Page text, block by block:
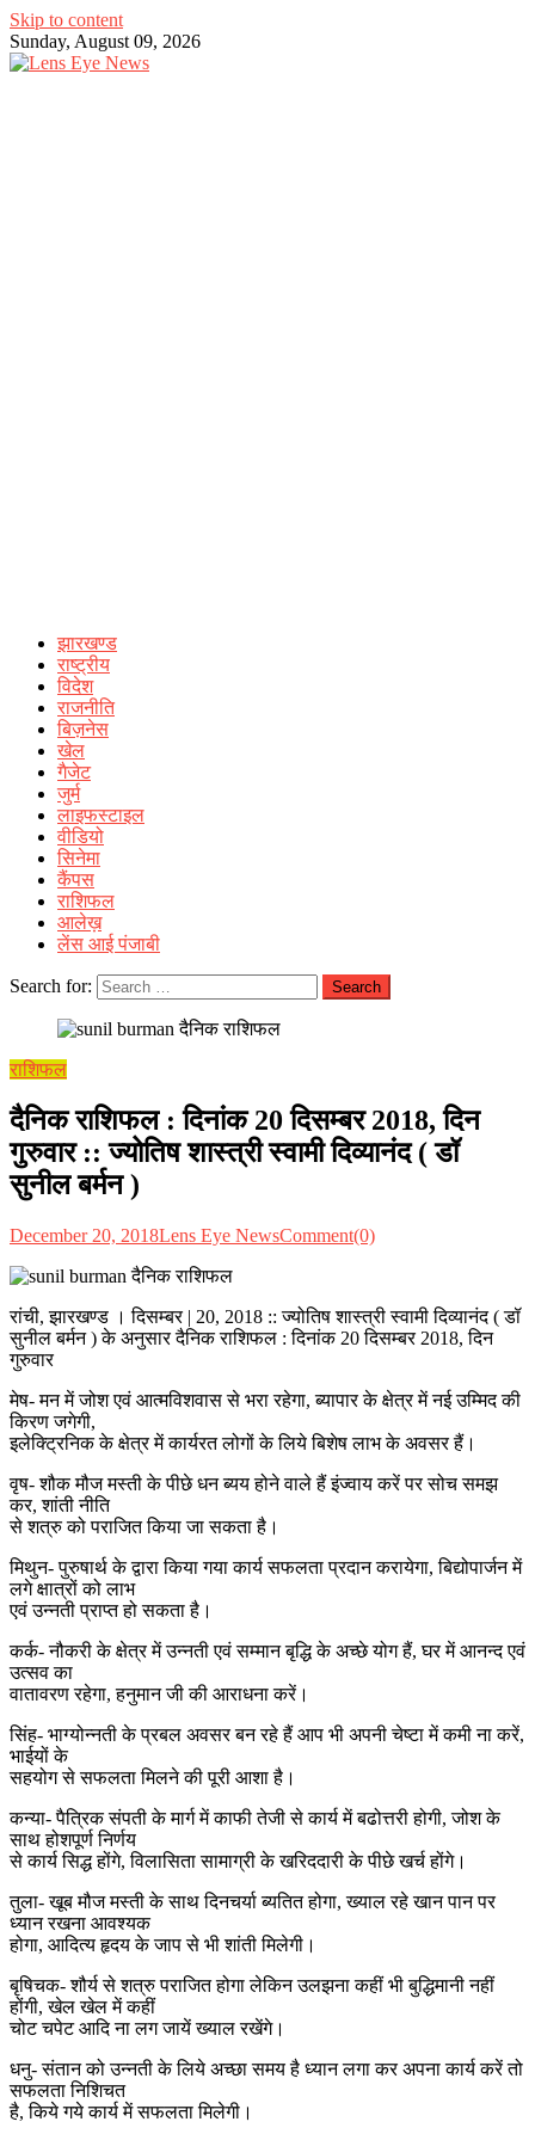
Skip to content
Sunday, August 09, 2026
झारखण्ड
राष्ट्रीय
विदेश
राजनीति
बिज़नेस
खेल
गैजेट
जुर्म
लाइफस्टाइल
वीडियो
सिनेमा
कैंपस
राशिफल
आलेख़
लेंस आई पंजाबी
Search for:
राशिफल
दैनिक राशिफल : दिनांक 20 दिसम्बर 2018, दिन
गुरुवार :: ज्योतिष शास्त्री स्वामी दिव्यानंद ( डॉ
सुनील बर्मन )
December 20, 2018Lens Eye NewsComment(0)
रांची, झारखण्ड । दिसम्बर | 20, 2018 :: ज्योतिष शास्त्री स्वामी दिव्यानंद ( डॉ
सुनील बर्मन ) के अनुसार दैनिक राशिफल : दिनांक 20 दिसम्बर 2018, दिन
गुरुवार
मेष- मन में जोश एवं आत्मविशवास से भरा रहेगा, ब्यापार के क्षेत्र में नई उम्मिद की
किरण जगेगी,
इलेक्ट्रिनिक के क्षेत्र में कार्यरत लोगों के लिये बिशेष लाभ के अवसर हैं।
वृष- शौक मौज मस्ती के पीछे धन ब्यय होने वाले हैं इंज्वाय करें पर सोच समझ
कर, शांती नीति
से शत्रु को पराजित किया जा सकता है।
मिथुन- पुरुषार्थ के द्वारा किया गया कार्य सफलता प्रदान करायेगा, बिद्योपार्जन में
लगे क्षात्रों को लाभ
एवं उन्नती प्राप्त हो सकता है।
कर्क- नौकरी के क्षेत्र में उन्नती एवं सम्मान बृद्धि के अच्छे योग हैं, घर में आनन्द एवं
उत्सव का
वातावरण रहेगा, हनुमान जी की आराधना करें।
सिंह- भाग्योन्नती के प्रबल अवसर बन रहे हैं आप भी अपनी चेष्टा में कमी ना करें,
भाईयों के
सहयोग से सफलता मिलने की पूरी आशा है।
कन्या- पैत्रिक संपती के मार्ग में काफी तेजी से कार्य में बढोत्तरी होगी, जोश के
साथ होशपूर्ण निर्णय
से कार्य सिद्ध होंगे, विलासिता सामाग्री के खरिददारी के पीछे खर्च होंगे।
तुला- खूब मौज मस्ती के साथ दिनचर्या ब्यतित होगा, ख्याल रहे खान पान पर
ध्यान रखना आवश्यक
होगा, आदित्य हृदय के जाप से भी शांती मिलेगी।
बृषिचक- शौर्य से शत्रु पराजित होगा लेकिन उलझना कहीं भी बुद्धिमानी नहीं
होंगी, खेल खेल में कहीं
चोट चपेट आदि ना लग जायें ख्याल रखेंगे।
धनु- संतान को उन्नती के लिये अच्छा समय है ध्यान लगा कर अपना कार्य करें तो
सफलता निशिचत
है, किये गये कार्य में सफलता मिलेगी।